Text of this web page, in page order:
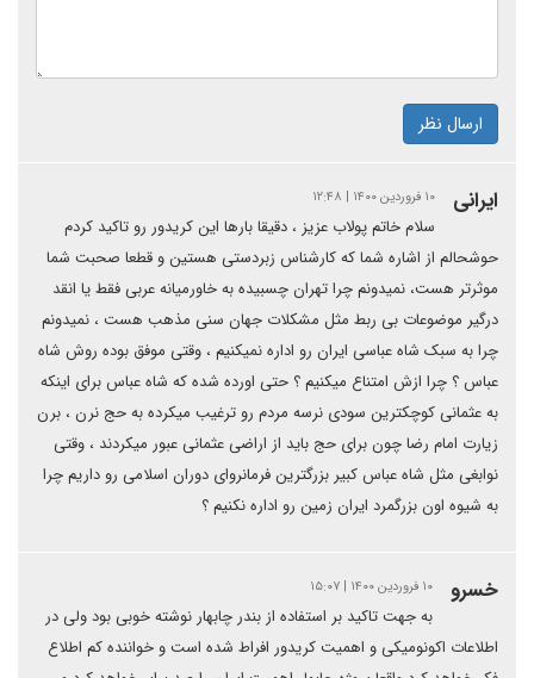
ارسال نظر
ایرانی ۱۰ فروردین ۱۴۰۰ | ۱۲:۴۸
سلام خاتم پولاب عزیز ، دقیقا بارها این کریدور رو تاکید کردم
حوشحالم از اشاره شما که کارشناس زبردستی هستین و قطعا صحبت شما
موثرتر هست، نمیدونم چرا تهران چسبیده به خاورمیانه عربی فقط یا انقد
درگیر موضوعات بی ربط مثل مشکلات جهان سنی مذهب هست ، نمیدونم
چرا به سبک شاه عباسی ایران رو اداره نمیکنیم ، وقتی موفق بوده روش شاه
عباس ؟ چرا ازش امتناع میکنیم ؟ حتی اورده شده که شاه عباس برای اینکه
به عثمانی کوچکترین سودی نرسه مردم رو ترغیب میکرده به حج نرن ، برن
زیارت امام رضا چون برای حج باید از اراضی عثمانی عبور میکردند ، وقتی
نوابغی مثل شاه عباس کبیر بزرگترین فرمانروای دوران اسلامی رو داریم چرا
به شیوه اون بزرگمرد ایران زمین رو اداره نکنیم ؟
خسرو ۱۰ فروردین ۱۴۰۰ | ۱۵:۰۷
به جهت تاکید بر استفاده از بندر چابهار نوشته خوبی بود ولی در
اطلاعات اکونومیکی و اهمیت کریدور افراط شده است و خواننده کم اطلاع